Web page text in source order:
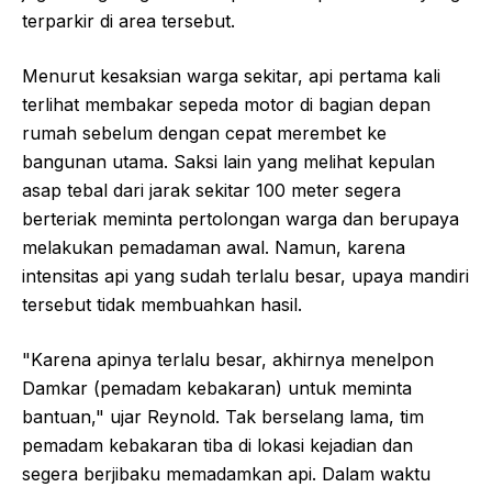
terparkir di area tersebut.
Menurut kesaksian warga sekitar, api pertama kali
terlihat membakar sepeda motor di bagian depan
rumah sebelum dengan cepat merembet ke
bangunan utama. Saksi lain yang melihat kepulan
asap tebal dari jarak sekitar 100 meter segera
berteriak meminta pertolongan warga dan berupaya
melakukan pemadaman awal. Namun, karena
intensitas api yang sudah terlalu besar, upaya mandiri
tersebut tidak membuahkan hasil.
"Karena apinya terlalu besar, akhirnya menelpon
Damkar (pemadam kebakaran) untuk meminta
bantuan," ujar Reynold. Tak berselang lama, tim
pemadam kebakaran tiba di lokasi kejadian dan
segera berjibaku memadamkan api. Dalam waktu